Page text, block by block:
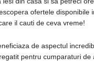
ofertele disponibile
il cauti de ceva vreme!
de aspectul
pentru cumparaturi de